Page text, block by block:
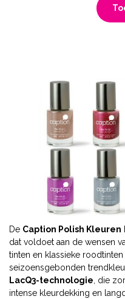
De Caption Polish Kleuren
dat voldoet aan de wensen
tinten en klassieke
seizoensgebonden
LacQ3-technologie, die
intense kleurdekking en